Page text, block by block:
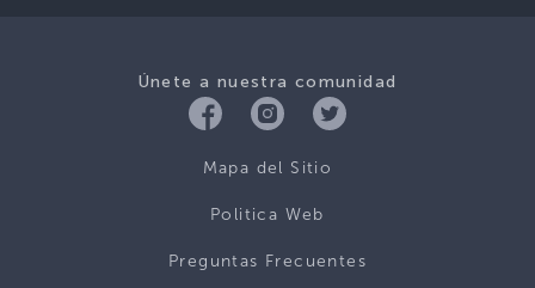
Únete a nuestra comunidad
Mapa del Sitio
Politica Web
Preguntas Frecuentes